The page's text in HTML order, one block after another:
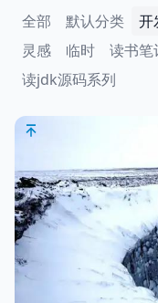
全部 默认分类 开
灵感
临时 读书笔
读jdk源码系列